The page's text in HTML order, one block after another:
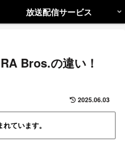
放送配信サービス
Bros.の違い！
2025.06.03
ています。